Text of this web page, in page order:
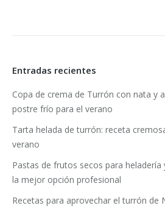
Entradas recientes
Copa de crema de Turrón con nata y
postre frío para el verano
Tarta helada de turrón: receta
verano
Pastas de frutos secos para
la mejor opción profesional
Recetas para aprovechar el turrón de